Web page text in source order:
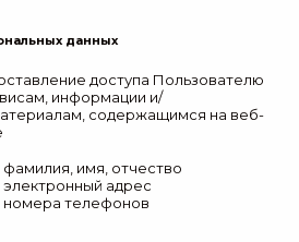
данных
доступа Пользователю
информации и/
содержащимся на веб-
фамилия, имя, отчество
электронный адрес
номера телефонов